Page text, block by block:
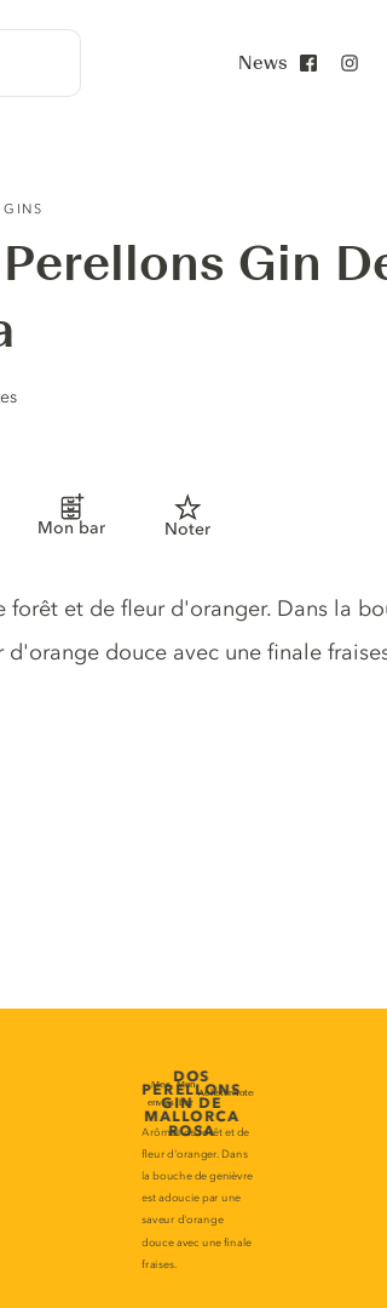
News
GINS
Gin
Mon bar Noter
du gin
forêt et de fleur d'oranger. Dans la
d'orange douce avec une finale